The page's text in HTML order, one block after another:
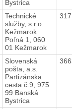
Bystrica
Technické
služby, s.r.o.
Kežmarok
Poľná 1, 060
01 Kežmarok
Slovenská
pošta, a.s.
Partizánska
cesta č.9, 975
99 Banská
Bystrica